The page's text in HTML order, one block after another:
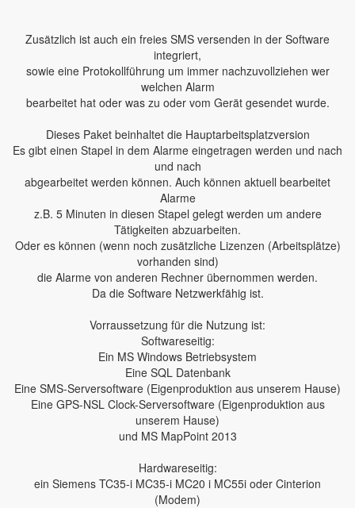
Zusätzlich ist auch ein freies SMS versenden in der Software
integriert,
sowie eine Protokollführung um immer nachzuvollziehen wer
welchen Alarm
bearbeitet hat oder was zu oder vom Gerät gesendet wurde.
Dieses Paket beinhaltet die Hauptarbeitsplatzversion
Es gibt einen Stapel in dem Alarme eingetragen werden und nach
und nach
abgearbeitet werden können. Auch können aktuell bearbeitet
Alarme
z.B. 5 Minuten in diesen Stapel gelegt werden um andere
Tätigkeiten abzuarbeiten.
Oder es können (wenn noch zusätzliche Lizenzen (Arbeitsplätze)
vorhanden sind)
die Alarme von anderen Rechner übernommen werden.
Da die Software Netzwerkfähig ist.
Vorraussetzung für die Nutzung ist:
Softwareseitig:
Ein MS Windows Betriebsystem
Eine SQL Datenbank
Eine SMS-Serversoftware (Eigenproduktion aus unserem Hause)
Eine GPS-NSL Clock-Serversoftware (Eigenproduktion aus
unserem Hause)
und MS MapPoint 2013
Hardwareseitig:
ein Siemens TC35-i MC35-i MC20 i MC55i oder Cinterion
(Modem)